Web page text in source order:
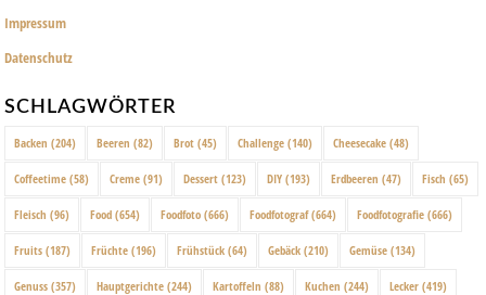
Impressum
Datenschutz
SCHLAGWÖRTER
Backen (204) Beeren (82) Brot (45) Challenge (140) Cheesecake (48)
Coffeetime (58) Creme (91) Dessert (123) DIY (193) Erdbeeren (47) Fisch (65)
Fleisch (96) Food (654) Foodfoto (666) Foodfotograf(664) Foodfotografie (666)
Fruits (187) Früchte (196) Frühstück (64) Gebäck (210) Gemüse (134)
Genuss (357) Hauptgerichte (244) Kartoffeln (88) Kuchen (244) Lecker (419)